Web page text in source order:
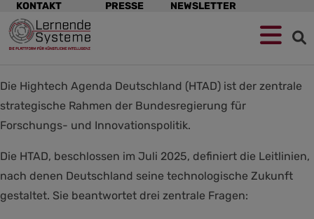
Zur
Navigation
springen
Zum
Hauptinhalt
springen
Zum
Footer
springen
Navigation
überspringen
KONTAKT PRESSE NEWSLETTER
Die Hightech Agenda Deutschland (HTAD) ist der zentrale
strategische Rahmen der Bundesregierung für
Forschungs- und Innovationspolitik.
Die HTAD, beschlossen im Juli 2025, definiert die Leitlinien,
nach denen Deutschland seine technologische Zukunft
gestaltet. Sie beantwortet drei zentrale Fragen: